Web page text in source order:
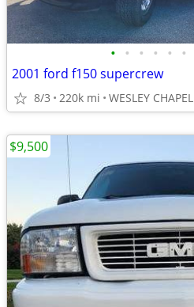
• • • • • •
2001 ford f150 supercrew
8/3 220k mi WESLEY CHAPEL
$9,500